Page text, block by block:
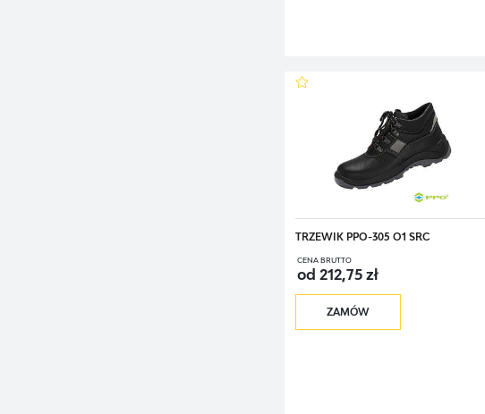
TRZEWIK PPO-305 O1 SRC
CENA BRUTTO
od 212,75 zł
ZAMÓW